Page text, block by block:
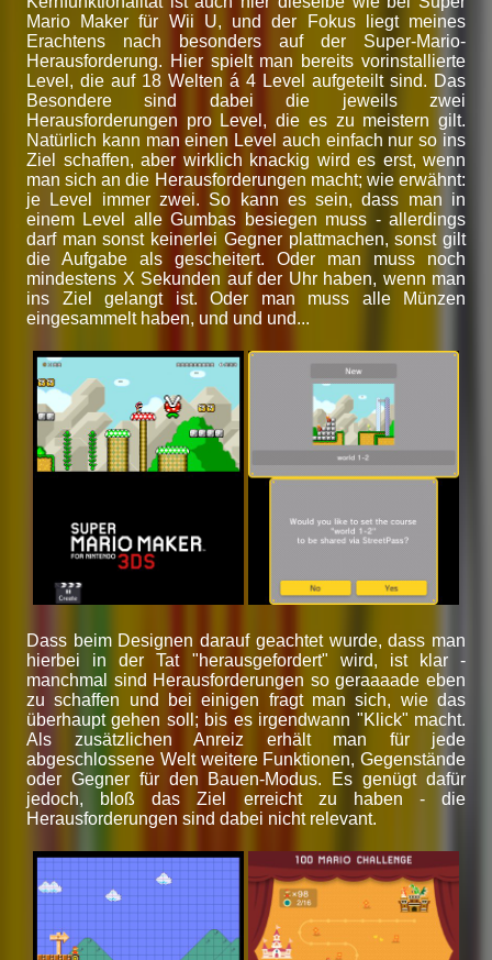
Mario Maker für Wii U, und der Fokus liegt meines
Erachtens nach besonders auf der Super-Mario-
Herausforderung. Hier spielt man bereits vorinstallierte
Level, die auf 18 Welten á 4 Level aufgeteilt sind. Das
Besondere sind dabei die jeweils zwei
Herausforderungen pro Level, die es zu meistern gilt.
Natürlich kann man einen Level auch einfach nur so ins
Ziel schaffen, aber wirklich knackig wird es erst, wenn
man sich an die Herausforderungen macht; wie erwähnt:
je Level immer zwei. So kann es sein, dass man in
einem Level alle Gumbas besiegen muss - allerdings
darf man sonst keinerlei Gegner plattmachen, sonst gilt
die Aufgabe als gescheitert. Oder man muss noch
mindestens X Sekunden auf der Uhr haben, wenn man
ins Ziel gelangt ist. Oder man muss alle Münzen
eingesammelt haben, und und und...
Dass beim Designen darauf geachtet wurde, dass man
hierbei in der Tat "herausgefordert" wird, ist klar -
manchmal sind Herausforderungen so geraaaade eben
zu schaffen und bei einigen fragt man sich, wie das
überhaupt gehen soll; bis es irgendwann "Klick" macht.
Als zusätzlichen Anreiz erhält man für jede
abgeschlossene Welt weitere Funktionen, Gegenstände
oder Gegner für den Bauen-Modus. Es genügt dafür
jedoch, bloß das Ziel erreicht zu haben - die
Herausforderungen sind dabei nicht relevant.